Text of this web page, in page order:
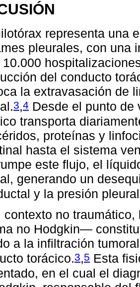
representa una
pleurales, con una
10.000
del conducto
la extravasación de
3,4 Desde el punto
transporta
proteínas y
hasta el sistema
este flujo, el
generando un
y la presión
contexto no
no Hodgkin—
a la infiltración
torácico.3,5 Esta
en el cual el